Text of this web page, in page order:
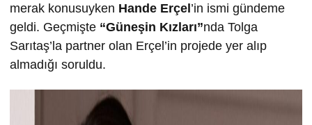
merak konusuyken Hande Erçel’in ismi gündeme
geldi. Geçmişte “Güneşin Kızları”nda Tolga
Sarıtaş’la partner olan Erçel’in projede yer alıp
almadığı soruldu.